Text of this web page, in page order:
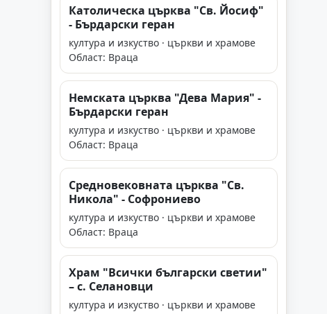
Католическа църква "Св. Йосиф"
- Бърдарски геран
култура и изкуство · църкви и храмове
Област: Враца
Немската църква "Дева Мария" -
Бърдарски геран
култура и изкуство · църкви и храмове
Област: Враца
Средновековната църква "Св.
Никола" - Софрониево
култура и изкуство · църкви и храмове
Област: Враца
Храм "Всички български светии"
– с. Селановци
култура и изкуство · църкви и храмове